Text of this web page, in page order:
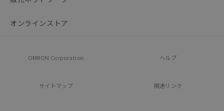
オンラインストア
OMRON Corporation ヘルプ
サイトマップ 関連リンク